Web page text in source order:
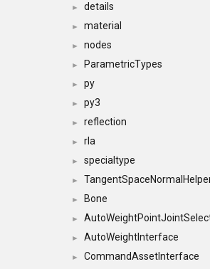
► details
► material
► nodes
► ParametricTypes
► py
► py3
► reflection
► rla
► specialtype
►
► Bone
►
► AutoWeightInterface
► CommandAssetInterface